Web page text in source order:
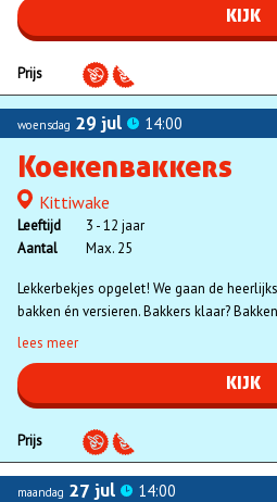
KIJK
Prijs
woensdag 29 jul 14:00
Koekenbakkers
LocatieKittiwake
Leeftijd
3 - 12 jaar
Aantal
Max. 25
Lekkerbekjes opgelet! We gaan de
bakken én versieren. Bakkers klaar?
lees meer
KIJK
Prijs
maandag 27 jul 14:00